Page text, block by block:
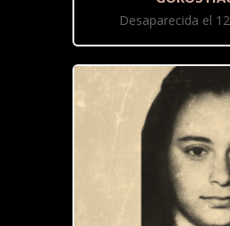
Desaparecida el